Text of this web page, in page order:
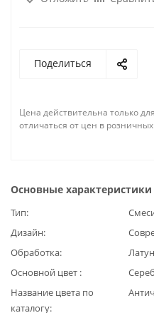
Поделиться
Цена действительна только
отличаться от цен в
Основные характеристики
Тип
Дизайн
Обработка
Основной цвет
Название цвета по
каталогу